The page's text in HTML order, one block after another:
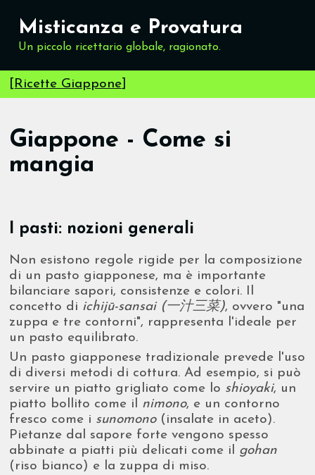
Misticanza e Provatura
Un piccolo ricettario globale, ragionato.
[Ricette Giappone]
Giappone - Come si
mangia
I pasti: nozioni generali
Non esistono regole rigide per la composizione
di un pasto giapponese, ma è importante
bilanciare sapori, consistenze e colori. Il
concetto di ichijū-sansai (一汁三菜), ovvero "una
zuppa e tre contorni", rappresenta l'ideale per
un pasto equilibrato.
Un pasto giapponese tradizionale prevede l'uso
di diversi metodi di cottura. Ad esempio, si può
servire un piatto grigliato come lo shioyaki, un
piatto bollito come il nimono, e un contorno
fresco come i sunomono(insalate in aceto).
Pietanze dal sapore forte vengono spesso
abbinate a piatti più delicati come il gohan
(riso bianco) e la zuppa di miso.